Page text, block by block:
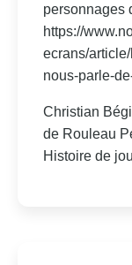
personnages
https://
ecrans/
nous-parle-
Christian
de Rouleau
Histoire de